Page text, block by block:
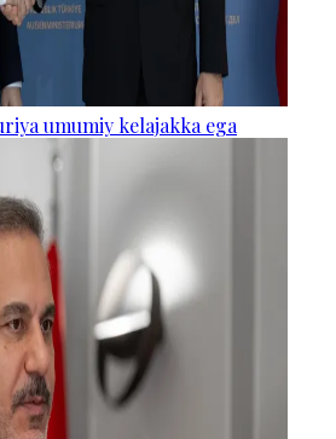
umumiy kelajakka ega